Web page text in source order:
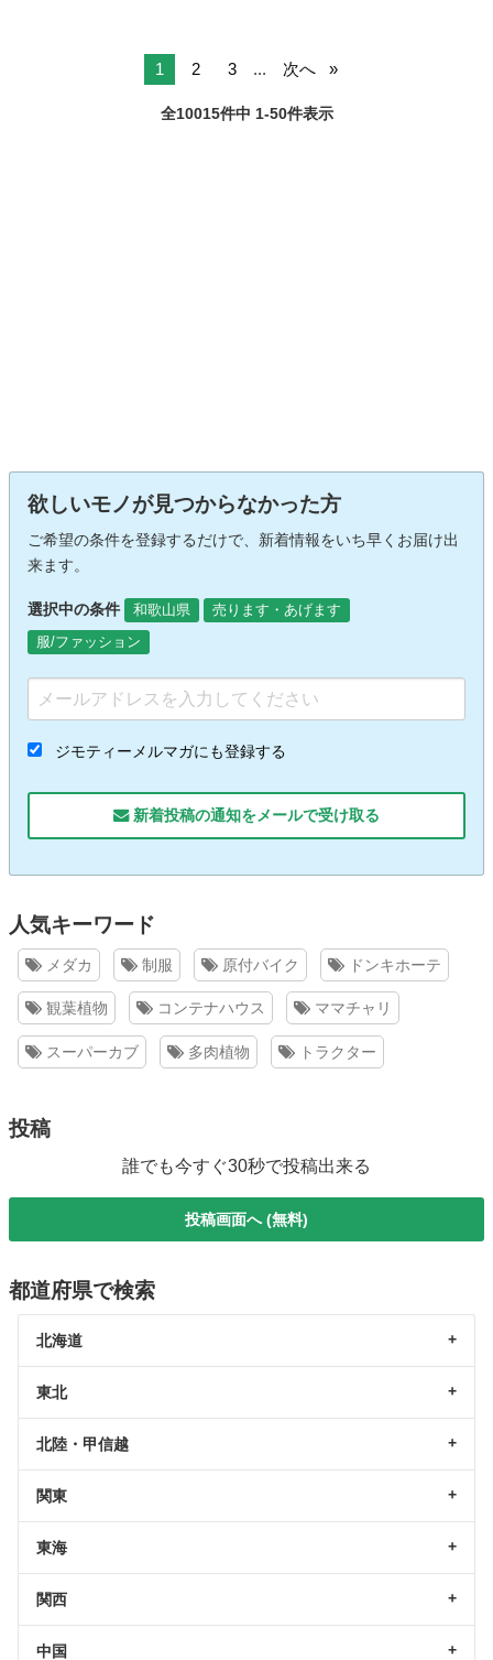
1 2 3 ... 次へ
全10015件中 1-50件表示
欲しいモノが見つからなかった方
ご希望の条件を登録するだけで、新着情報をいち早くお届け出
来ます。
選択中の条件 和歌山県
売ります・あげます
服/ファッション
ジモティーメルマガにも登録する
新着投稿の通知をメールで受け取る
人気キーワード
メダカ 制服 原付バイク ドンキホーテ
観葉植物 コンテナハウス ママチャリ
スーパーカブ 多肉植物 トラクター
投稿
誰でも今すぐ30秒で投稿出来る
投稿画面へ (無料)
都道府県で検索
北海道
東北
北陸・甲信越
関東
東海
関西
中国